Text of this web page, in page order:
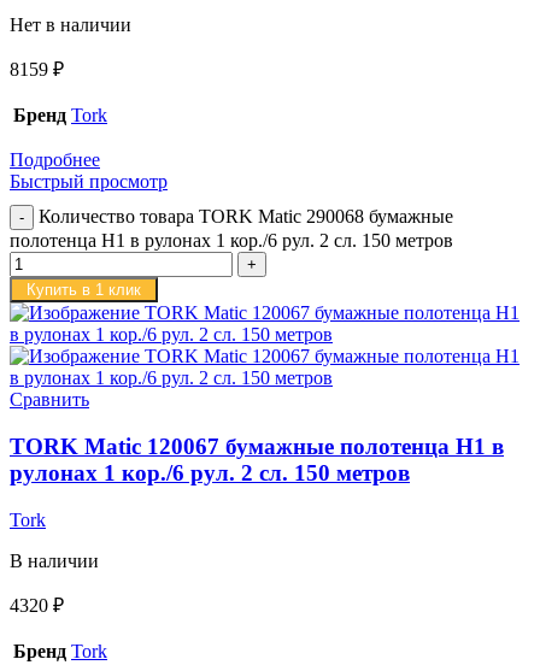
Нет в наличии
8159 ₽
Бренд Tork
Подробнее
Быстрый просмотр
Количество товара TORK Matic 290068 бумажные
полотенца H1 в рулонах 1 кор./6 рул. 2 сл. 150 метров
Купить в 1 клик
Сравнить
TORK Matic 120067 бумажные полотенца H1 в
рулонах 1 кор./6 рул. 2 сл. 150 метров
Tork
В наличии
4320 ₽
Бренд Tork